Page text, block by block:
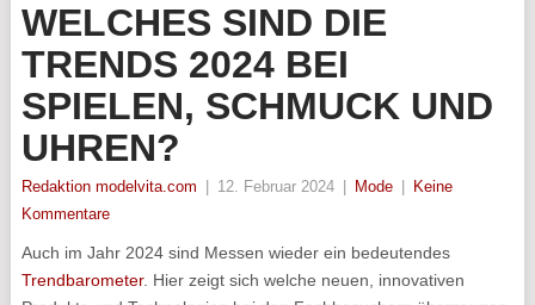
WELCHES SIND DIE
TRENDS 2024 BEI
SPIELEN, SCHMUCK UND
UHREN?
Redaktion modelvita.com 12. Februar 2024 Mode
Keine
Kommentare
Auch im Jahr 2024 sind Messen wieder ein bedeutendes
Trendbarometer. Hier zeigt sich welche neuen, innovativen